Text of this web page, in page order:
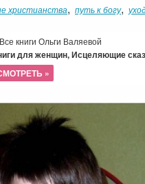
христианства, путь к богу,
Все книги Ольги Валяевой
для женщин, Исцеляющие
»